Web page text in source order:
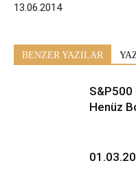
13.06.2014
BENZER YAZILAR
S&P500
Henüz